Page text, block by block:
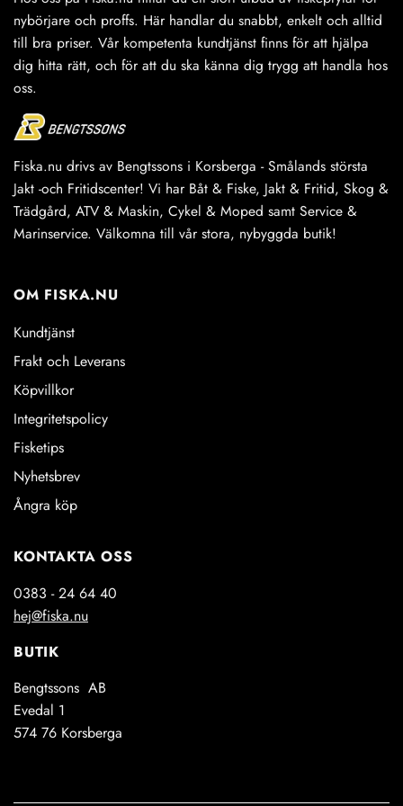
produktsidan
nybörjare och proffs. Här handlar du snabbt, enkelt och alltid
till bra priser. Vår kompetenta kundtjänst finns för att hjälpa
dig hitta rätt, och för att du ska känna dig trygg att handla hos
oss.
Fiska.nu drivs av Bengtssons i Korsberga - Smålands största
Jakt -och Fritidscenter! Vi har Båt & Fiske, Jakt & Fritid, Skog &
Trädgård, ATV & Maskin, Cykel & Moped samt Service &
Marinservice. Välkomna till vår stora, nybyggda butik!
OM FISKA.NU
Kundtjänst
Frakt och Leverans
Köpvillkor
Integritetspolicy
Fisketips
Nyhetsbrev
Ångra köp
KONTAKTA OSS
0383 - 24 64 40
hej@fiska.nu
BUTIK
Bengtssons AB
Evedal 1
574 76 Korsberga